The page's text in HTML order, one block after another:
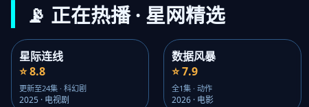
📡 正在热播 · 星网精选
星际连线
⭐ 8.8
更新至24集 · 科幻剧
2025 · 电视剧
数据风暴
⭐ 7.9
全1集 · 动作
2026 · 电影